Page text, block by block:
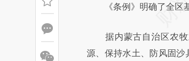
《条例》明确了全区基
据内蒙古自治区农牧
源、保持水土、防风固沙